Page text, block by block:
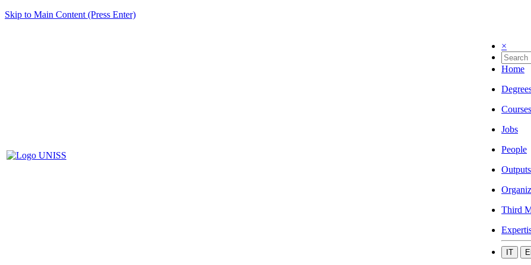
Skip to Main Content (Press Enter)
×
Home
Courses
Jobs
People
Outputs
Third
IT